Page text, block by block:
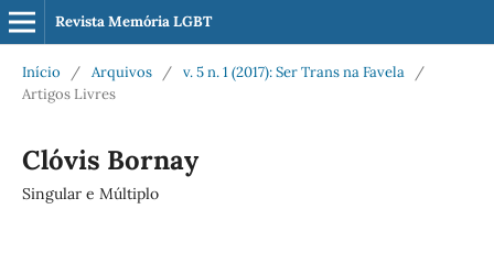
Revista Memória LGBT
Início / Arquivos / v. 5 n. 1 (2017): Ser Trans na Favela
/
Artigos Livres
Clóvis Bornay
Singular e Múltiplo